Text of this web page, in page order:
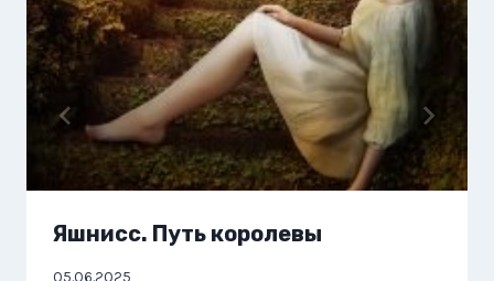
Яшнисс. Путь королевы
05.06.2025